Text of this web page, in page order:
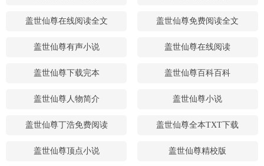
盖世仙尊在线阅读全文 盖世仙尊免费阅读全文
盖世仙尊有声小说 盖世仙尊在线阅读
盖世仙尊下载完本 盖世仙尊百科百科
盖世仙尊人物简介 盖世仙尊小说
盖世仙尊丁浩免费阅读 盖世仙尊全本TXT下载
盖世仙尊顶点小说 盖世仙尊精校版